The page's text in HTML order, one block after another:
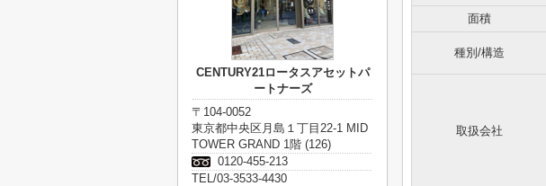
面積
種別/構造
取扱会社
CENTURY21ロータスアセットパ
ートナーズ
〒104-0052
東京都中央区月島１丁目22-1 MID
TOWER GRAND 1階 (126)
0120-455-213
TEL/03-3533-4430